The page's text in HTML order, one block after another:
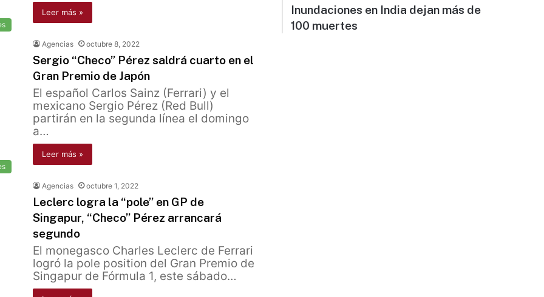
Leer más »
Agencias octubre 8, 2022
Sergio “Checo” Pérez saldrá cuarto en el
Gran Premio de Japón
El español Carlos Sainz (Ferrari) y el
mexicano Sergio Pérez (Red Bull)
partirán en la segunda línea el domingo
a…
Leer más »
Agencias octubre 1, 2022
Leclerc logra la “pole” en GP de
Singapur, “Checo” Pérez arrancará
segundo
El monegasco Charles Leclerc de Ferrari
logró la pole position del Gran Premio de
Singapur de Fórmula 1, este sábado…
Inundaciones en India dejan más de
100 muertes